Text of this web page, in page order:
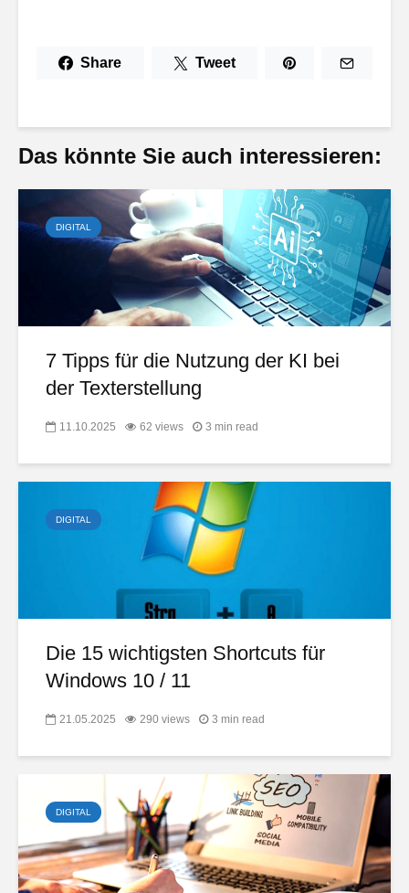
Share Tweet
Das könnte Sie auch interessieren:
DIGITAL
7 Tipps für die Nutzung der KI bei
der Texterstellung
11.10.2025 62 views 3 min read
DIGITAL
Die 15 wichtigsten Shortcuts für
Windows 10 / 11
21.05.2025 290 views 3 min read
DIGITAL